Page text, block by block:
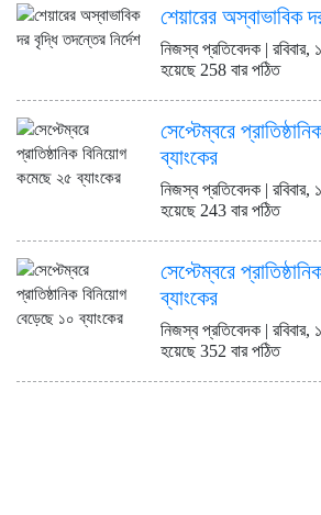
ইউরোপে সম্প্রসারণ
মাইলফলক, পর্তুগালে
চালান
শেয়ারের অস্বাভাবিক
নিজস্ব প্রতিবেদক |
হয়েছে 258 বার পঠিত
সেপ্টেম্বরে
ব্যাংকের
নিজস্ব প্রতিবেদক |
হয়েছে 243 বার পঠিত
সেপ্টেম্বরে
ব্যাংকের
নিজস্ব প্রতিবেদক |
হয়েছে 352 বার পঠিত